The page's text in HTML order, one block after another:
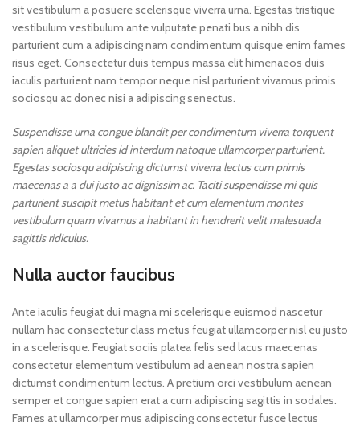
sit vestibulum a posuere scelerisque viverra urna. Egestas tristique
vestibulum vestibulum ante vulputate penati bus a nibh dis
parturient cum a adipiscing nam condimentum quisque enim fames
risus eget. Consectetur duis tempus massa elit himenaeos duis
iaculis parturient nam tempor neque nisl parturient vivamus primis
sociosqu ac donec nisi a adipiscing senectus.
Suspendisse urna congue blandit per condimentum viverra torquent
sapien aliquet ultricies id interdum natoque ullamcorper parturient.
Egestas sociosqu adipiscing dictumst viverra lectus cum primis
maecenas a a dui justo ac dignissim ac. Taciti suspendisse mi quis
parturient suscipit metus habitant et cum elementum montes
vestibulum quam vivamus a habitant in hendrerit velit malesuada
sagittis ridiculus.
Nulla auctor faucibus
Ante iaculis feugiat dui magna mi scelerisque euismod nascetur
nullam hac consectetur class metus feugiat ullamcorper nisl eu justo
in a scelerisque. Feugiat sociis platea felis sed lacus maecenas
consectetur elementum vestibulum ad aenean nostra sapien
dictumst condimentum lectus. A pretium orci vestibulum aenean
semper et congue sapien erat a cum adipiscing sagittis in sodales.
Fames at ullamcorper mus adipiscing consectetur fusce lectus